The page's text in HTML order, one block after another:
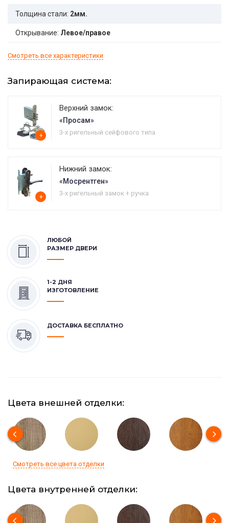
Толщина стали: 2мм.
Открывание: Левое/правое
Смотреть все характеристики
Запирающая система:
+
Верхний замок:
«Просам»
3-х ригельный сейфового типа
+
Нижний замок:
«Мосрентген»
3-х ригельный замок + ручка
ЛЮБОЙ
РАЗМЕР ДВЕРИ
1-2 ДНЯ
ИЗГОТОВЛЕНИЕ
ДОСТАВКА БЕСПЛАТНО
Цвета внешней отделки:
Смотреть все цвета отделки
Цвета внутренней отделки: